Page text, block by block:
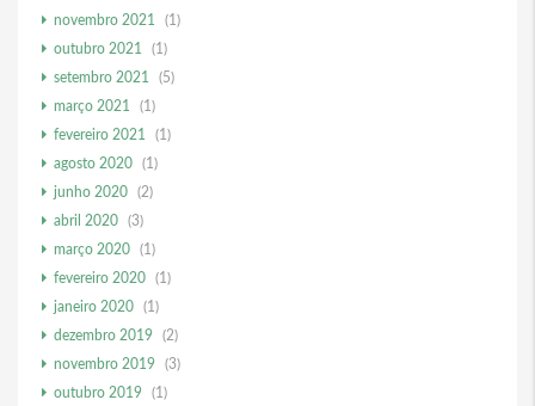
novembro 2021
(1)
outubro 2021
(1)
setembro 2021
(5)
março 2021
(1)
fevereiro 2021
(1)
agosto 2020
(1)
junho 2020
(2)
abril 2020
(3)
março 2020
(1)
fevereiro 2020
(1)
janeiro 2020
(1)
dezembro 2019
(2)
novembro 2019
(3)
outubro 2019
(1)